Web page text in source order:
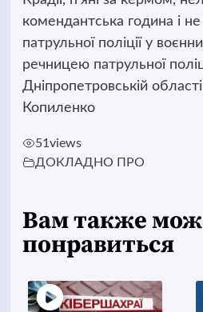
комендантська година і
патрульної поліції у
речницею патрульної
Дніпропетровській
Копиленко
51 views
ДОКЛАДНО ПРО
Вам также
понравиться